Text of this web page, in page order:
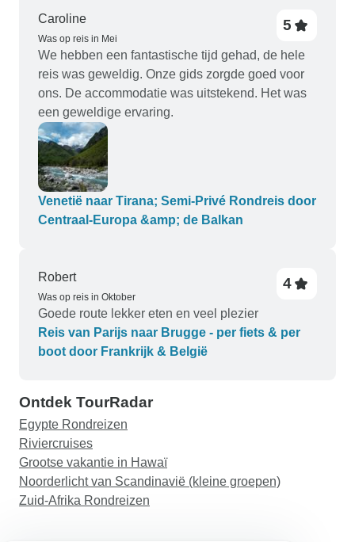
Caroline
Was op reis in Mei
5
We hebben een fantastische tijd gehad, de hele
reis was geweldig. Onze gids zorgde goed voor
ons. De accommodatie was uitstekend. Het was
een geweldige ervaring.
Venetië naar Tirana; Semi-Privé Rondreis door
Centraal-Europa &amp; de Balkan
Robert
Was op reis in Oktober
4
Goede route lekker eten en veel plezier
Reis van Parijs naar Brugge - per fiets & per
boot door Frankrijk & België
Ontdek TourRadar
Egypte Rondreizen
Riviercruises
Grootse vakantie in Hawaï
Noorderlicht van Scandinavië (kleine groepen)
Zuid-Afrika Rondreizen